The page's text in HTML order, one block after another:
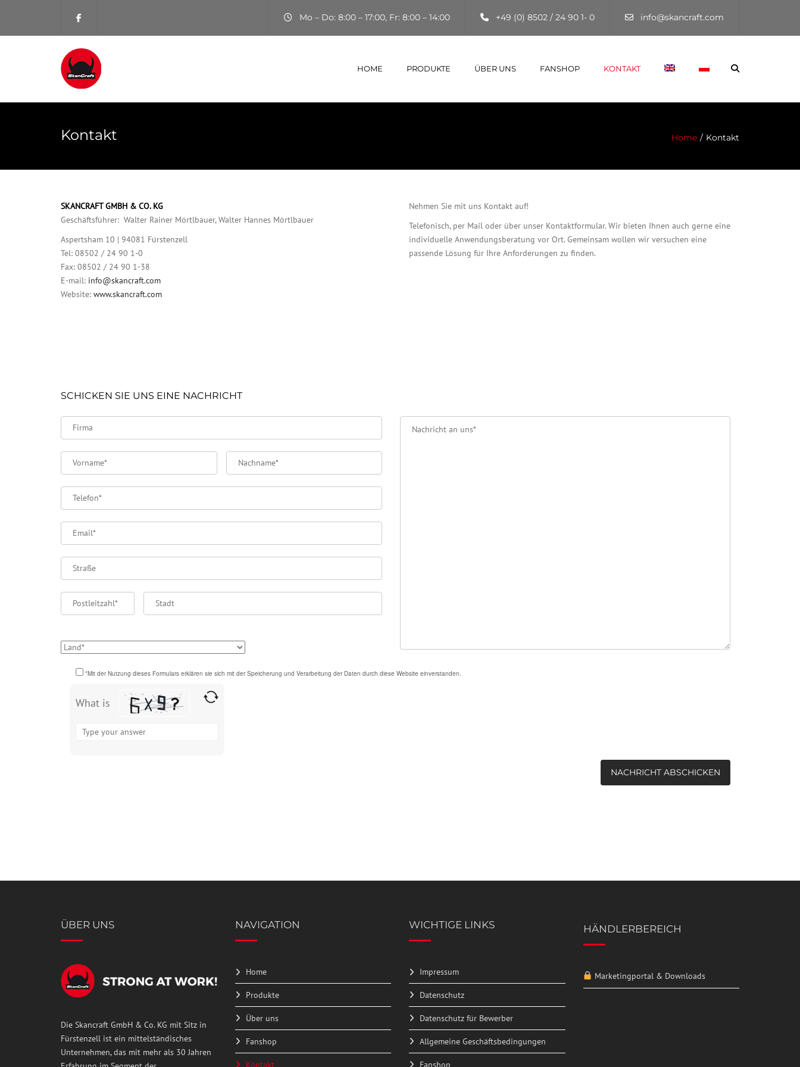
Mo – Do: 8:00 – 17:00, Fr: 8:00 – 14:00 +49 (0) 8502 / 24 90 1- 0 info@skancraft.com
HOME PRODUKTE ÜBER UNS FANSHOP KONTAKT
Kontakt Home Kontakt
SKANCRAFT GMBH & CO. KG
Geschäftsführer: Walter Rainer Mörtlbauer, Walter Hannes Mörtlbauer
Aspertsham 10 | 94081 Fürstenzell
Tel: 08502 / 24 90 1-0
Fax: 08502 / 24 90 1-38
E-mail: info@skancraft.com
Website: www.skancraft.com
Nehmen Sie mit uns Kontakt auf!
Telefonisch, per Mail oder über unser Kontaktformular. Wir bieten Ihnen auch gerne eine
individuelle Anwendungsberatung vor Ort. Gemeinsam wollen wir versuchen eine
passende Lösung für Ihre Anforderungen zu finden.
SCHICKEN SIE UNS EINE NACHRICHT
Please
empty.
*Mit der Nutzung dieses Formulars erklären sie sich mit der Speicherung und Verarbeitung der Daten durch diese Website einverstanden.
What is
the
ÜBER UNS
Die Skancraft GmbH & Co. KG mit Sitz in
Fürstenzell ist ein mittelständisches
Unternehmen, das mit mehr als 30 Jahren
NAVIGATION
Home
Produkte
Über uns
Fanshop
Kontakt
WICHTIGE LINKS
Impressum
Datenschutz
Datenschutz für Bewerber
Allgemeine Geschäftsbedingungen
Fanshop
HÄNDLERBEREICH
Marketingportal & Downloads